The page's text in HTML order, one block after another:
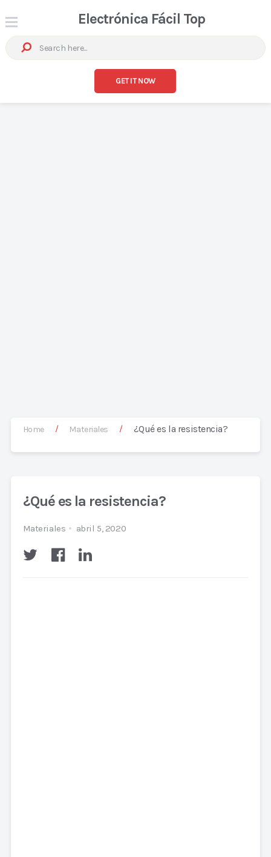
Electrónica Fácil Top
GET IT NOW
Home / Materiales / ¿Qué es la resistencia?
¿Qué es la resistencia?
Materiales abril 5, 2020